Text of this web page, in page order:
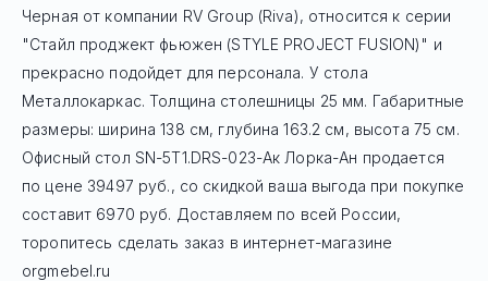
Черная от компании RV Group (Riva), относится к серии
"Стайл проджект фьюжен (STYLE PROJECT FUSION)" и
прекрасно подойдет для персонала. У стола
Mеталлокаркас. Толщина столешницы 25 мм. Габаритные
размеры: ширина 138 см, глубина 163.2 см, высота 75 см.
Офисный стол SN-5T1.DRS-023-Ак Лорка-Ан продается
по цене 39497 руб., со скидкой ваша выгода при покупке
составит 6970 руб. Доставляем по всей России,
торопитесь сделать заказ в интернет-магазине
orgmebel.ru